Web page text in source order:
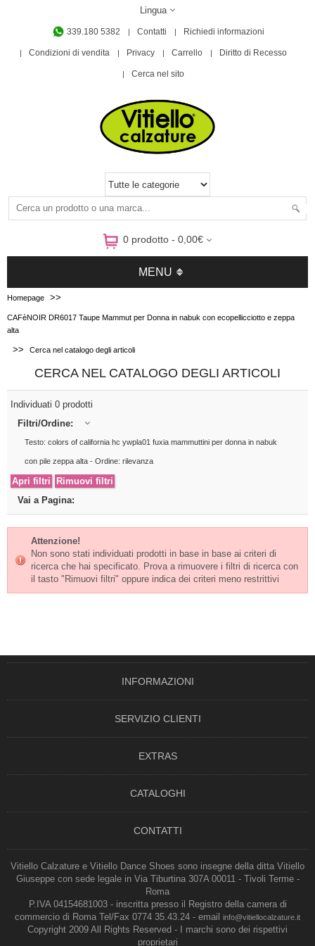
Lingua
339.180 5382 Contatti Richiedi informazioni
Condizioni di vendita Privacy Carrello Diritto di Recesso
Cerca nel sito
0 prodotto - 0,00€
MENU
Homepage >>
CAFèNOIR DR6017 Taupe Mammut per Donna in nabuk con ecopellicciotto e zeppa
alta
>> Cerca nel catalogo degli articoli
CERCA NEL CATALOGO DEGLI ARTICOLI
Individuati 0 prodotti
Filtri/Ordine:
Testo: colors of california hc ywpla01 fuxia mammuttini per donna in nabuk
con pile zeppa alta - Ordine: rilevanza
Vai a Pagina:
Attenzione!
Non sono stati individuati prodotti in base in base ai criteri di
ricerca che hai specificato. Prova a rimuovere i filtri di ricerca con
il tasto "Rimuovi filtri" oppure indica dei criteri meno restrittivi
INFORMAZIONI
SERVIZIO CLIENTI
EXTRAS
CATALOGHI
CONTATTI
Vitiello Calzature e Vitiello Dance Shoes sono insegne della ditta Vitiello
Giuseppe con sede legale in Via Tiburtina 307A 00011 - Tivoli Terme -
Roma
P.IVA 04154681003 - inscritta presso il Registro della camera di
commercio di Roma Tel/Fax 0774 35.43.24 - email
info@vitiellocalzature.it
Copyright 2009 All Rights Reserved - I marchi sono dei rispettivi
proprietari